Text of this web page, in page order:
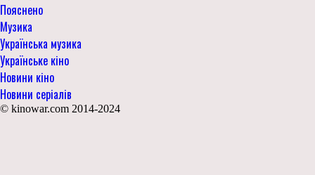
Пояснено
Музика
Українська музика
Українське кіно
Новини кіно
Новини серіалів
© kinowar.com 2014-2024